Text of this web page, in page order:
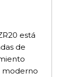
está
de
moderno